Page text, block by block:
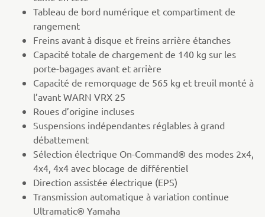
Tableau de bord numérique et compartiment de
rangement
Freins avant à disque et freins arrière étanches
Capacité totale de chargement de 140 kg sur les
porte-bagages avant et arrière
Capacité de remorquage de 565 kg et treuil monté à
l’avant WARN VRX 25
Roues d’origine incluses
Suspensions indépendantes réglables à grand
débattement
Sélection électrique On-Command® des modes 2x4,
4x4, 4x4 avec blocage de différentiel
Direction assistée électrique (EPS)
Transmission automatique à variation continue
Ultramatic® Yamaha